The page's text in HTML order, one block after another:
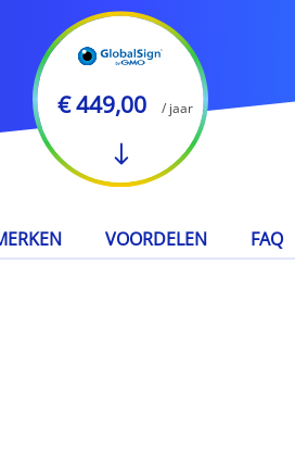
€ 449,00 / jaar
VOORDELEN FAQ